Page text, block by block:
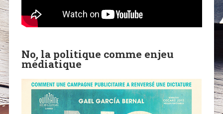
No, la politique comme enjeu
médiatique